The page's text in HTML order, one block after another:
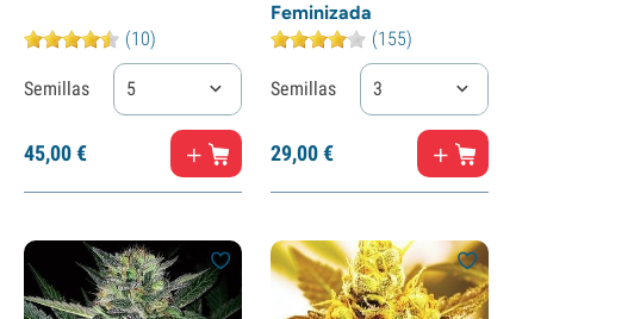
(10)
Semillas 5
45,00€
Feminizada
(155)
Semillas 3
29,00€